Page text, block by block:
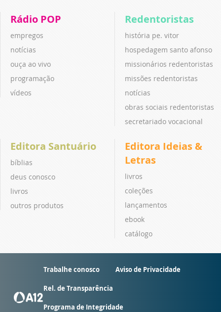
Rádio POP
empregos
notícias
ouça ao vivo
programação
vídeos
Redentoristas
história pe. vitor
hospedagem santo afonso
missionários redentoristas
missões redentoristas
notícias
obras sociais redentoristas
secretariado vocacional
Editora Santuário
bíblias
deus conosco
livros
outros produtos
Editora Ideias &
Letras
livros
coleções
lançamentos
ebook
catálogo
Trabalhe conosco Aviso de Privacidade
Rel. de Transparência
Programa de Integridade